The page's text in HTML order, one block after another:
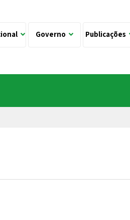
Governo Publicações